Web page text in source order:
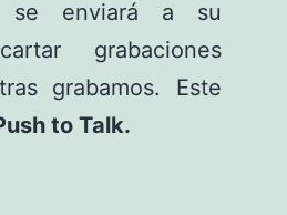
se enviará a su
grabaciones
grabamos. Este
to Talk.